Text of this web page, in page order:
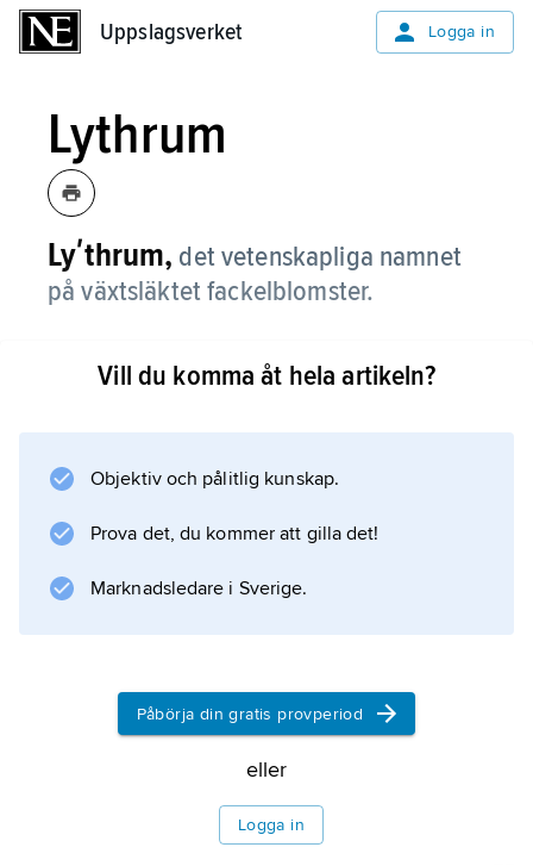
Uppslagsverket Logga in
Lythrum
Lyʹthrum, det vetenskapliga namnet
på växtsläktet fackelblomster.
Vill du komma åt hela artikeln?
Objektiv och pålitlig kunskap.
Prova det, du kommer att gilla det!
Marknadsledare i Sverige.
Påbörja din gratis provperiod
eller
Logga in